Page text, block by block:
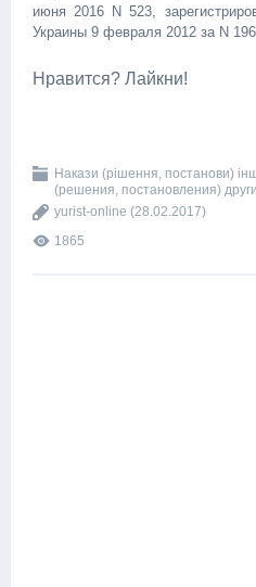
июня 2016 N 523,
Украины 9 февраля 2012 за N
Нравится? Лайкни!
Накази (рішення, постанови)
(решения, постановления)
yurist-online (28.02.2017)
1865